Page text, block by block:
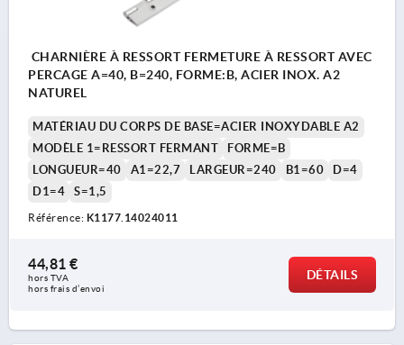
CHARNIÈRE À RESSORT FERMETURE À RESSORT AVEC
PERCAGE A=40, B=240, FORME:B, ACIER INOX. A2
NATUREL
MATÉRIAU DU CORPS DE BASE=ACIER INOXYDABLE A2
MODÈLE 1=RESSORT FERMANT
FORME=B
LONGUEUR=40
A1=22,7 LARGEUR=240 B1=60
D=4
D1=4
S=1,5
Référence: K1177.14024011
44,81 €
hors TVA
hors frais d’envoi
DÉTAILS